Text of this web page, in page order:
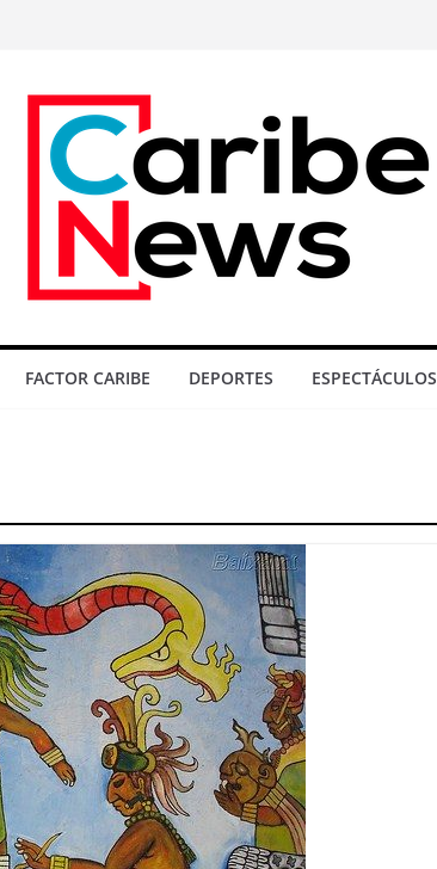
FACTOR CARIBE DEPORTES ESPECTÁCULOS